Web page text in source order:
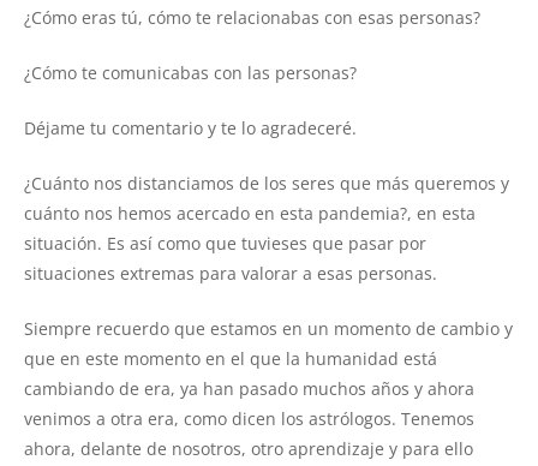
¿Cómo eras tú, cómo te relacionabas con esas personas?
¿Cómo te comunicabas con las personas?
Déjame tu comentario y te lo agradeceré.
¿Cuánto nos distanciamos de los seres que más queremos y
cuánto nos hemos acercado en esta pandemia?, en esta
situación. Es así como que tuvieses que pasar por
situaciones extremas para valorar a esas personas.
Siempre recuerdo que estamos en un momento de cambio y
que en este momento en el que la humanidad está
cambiando de era, ya han pasado muchos años y ahora
venimos a otra era, como dicen los astrólogos. Tenemos
ahora, delante de nosotros, otro aprendizaje y para ello